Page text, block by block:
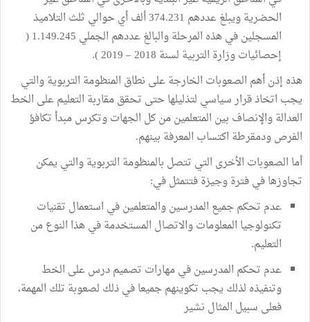
الحضرية ويبلغ عددهم 374.231 ألف أي حوالي ثلث التلاميذ
المسجلين في هذه المرحلة والبالغ عددهم الجملي 1.149.245 (
إحصائيات وزارة التربية لسنة 2018 – 2019 ).
هذه إذن أهم الصعوبات الخارجة على نطاق المنظومة التربوية والتي
يجب اتخاذ قرار سياسي لتذليلها حتى تحقق مقاربة التعليم على الخط
العدالة والإنصاف بين المتعلمين من كل الجهات وتكرس مبدأ تكافؤ
الفرص ودمقرطة اكتساب المعرفة بينهم.
أما الصعوبات الأخرى التي تتصل بالمنظومة التربوية والتي يمكن
تجاوزها في فترة وجيزة فتتمثل في:
عدم تحكم جميع المدرسين والمتعلمين في استعمال تقنيات
تكنولوجيا المعلومات والاتصال المستخدمة في هذا النوع من
التعليم.
عدم تحكم المدرسين في مهارات تصميم درس على الخط
وتنفيذه لذلك يجب تكوينهم جميعا في ذلك لصعوبة تلك المهمة،
فعلى سبيل المثال نشير